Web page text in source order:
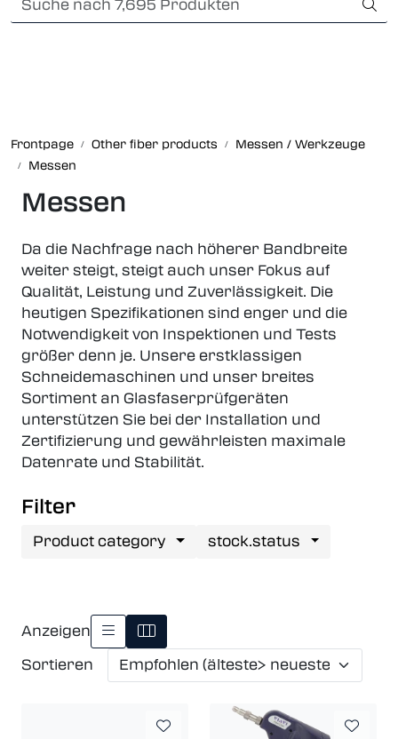
Skip to main content Card payment
Frontpage Other fiber products
Messen / Werkzeuge
Messen
Messen
Da die Nachfrage nach höherer Bandbreite
weiter steigt, steigt auch unser Fokus auf
Qualität, Leistung und Zuverlässigkeit. Die
heutigen Spezifikationen sind enger und die
Notwendigkeit von Inspektionen und Tests
größer denn je. Unsere erstklassigen
Schneidemaschinen und unser breites
Sortiment an Glasfaserprüfgeräten
unterstützen Sie bei der Installation und
Zertifizierung und gewährleisten maximale
Datenrate und Stabilität.
Filter
Product category stock.status
Anzeigen
Sortieren
Foss Data Center systems
Other fiber products
Infocenter